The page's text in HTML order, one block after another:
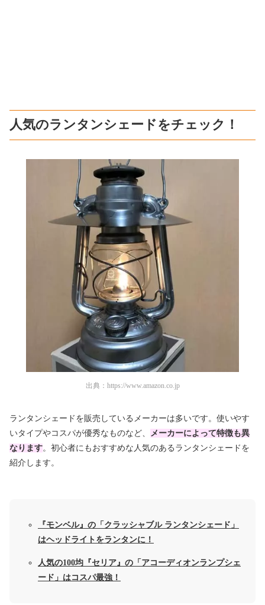
人気のランタンシェードをチェック！
出典： https://www.amazon.co.jp
ランタンシェードを販売しているメーカーは多いです。使いやす
いタイプやコスパが優秀なものなど、
メーカーによって特徴も異
なります。初心者にもおすすめな人気のあるランタンシェードを
紹介します。
『モンベル』の「クラッシャブル ランタンシェード」
はヘッドライトをランタンに！
人気の100均『セリア』の「アコーディオンランプシェ
ード」はコスパ最強！